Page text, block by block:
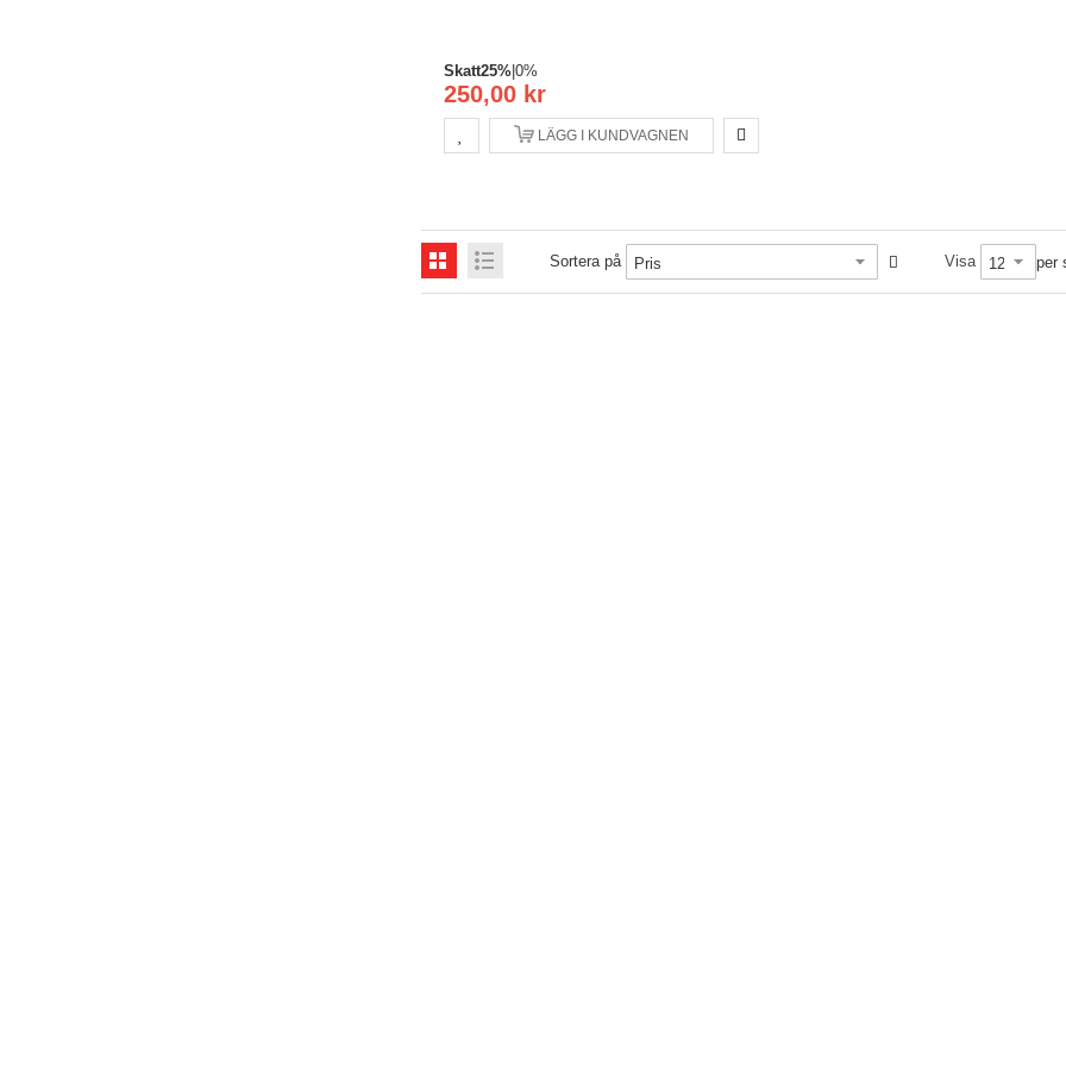
250,00 kr
Skatt25%| 0%
LÄGG I KUNDVAGNEN
Sortera på Visa per